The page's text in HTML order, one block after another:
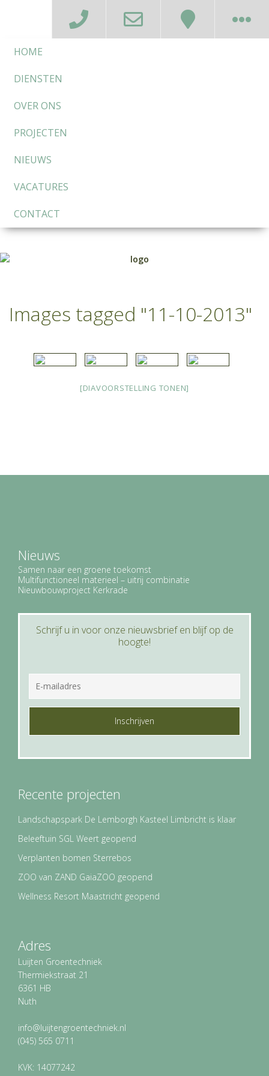
HOME
DIENSTEN
OVER ONS
PROJECTEN
NIEUWS
VACATURES
CONTACT
Images tagged "11-10-2013"
[DIAVOORSTELLING TONEN]
Nieuws
Samen naar een groene toekomst
Multifunctioneel materieel – uitrij combinatie
Nieuwbouwproject Kerkrade
Schrijf u in voor onze nieuwsbrief en blijf op de
hoogte!
E
m
a
a
r
*
C
H
Recente projecten
Landschapspark De Lemborgh Kasteel Limbricht is klaar
Beleeftuin SGL Weert geopend
Verplanten bomen Sterrebos
ZOO van ZAND GaiaZOO geopend
Wellness Resort Maastricht geopend
Adres
Luijten Groentechniek
Thermiekstraat 21
6361 HB
Nuth
info@luijtengroentechniek.nl
(045) 565 0711
KVK: 14077242